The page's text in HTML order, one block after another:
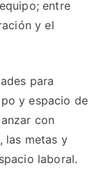
entre
y el
para
y espacio de
con
las metas y
laboral.